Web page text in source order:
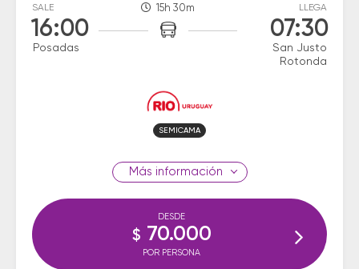
SALE
16:00
Posadas
15h 30m LLEGA
07:30
San Justo
Rotonda
SEMICAMA
información
DESDE
$ 70.000
POR PERSONA